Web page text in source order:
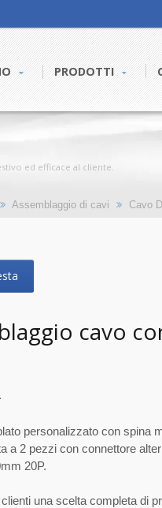
PRODOTTI
ed efficace al cliente.
Assemblaggio di cavi Cavo
cavo
personalizzato con spina
a 2 pezzi con connettore
20P.
una scelta completa di